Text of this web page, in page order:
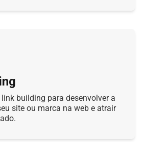
building para desenvolver a
site ou marca na web e atrair